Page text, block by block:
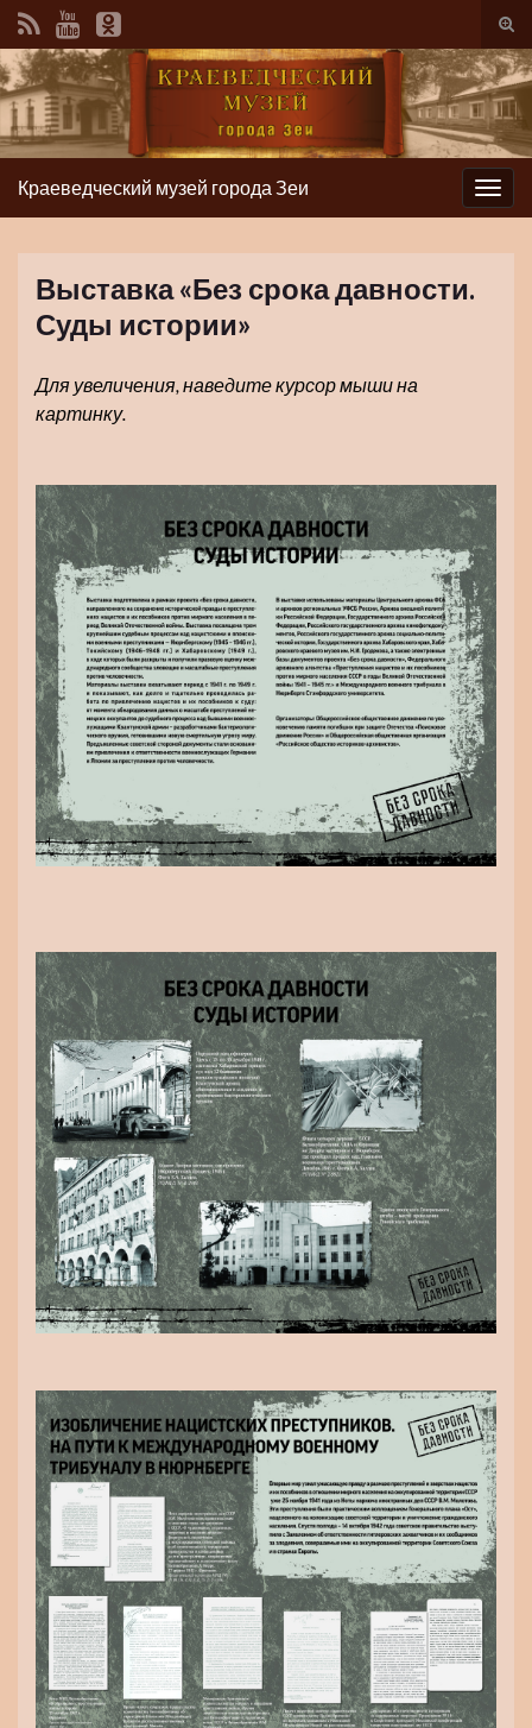
Вкл/
Вкл/
выкл
Краеведческий музей города Зеи
Выставка «Без срока давности.
Суды истории»
Для увеличения, наведите курсор мыши на
картинку.